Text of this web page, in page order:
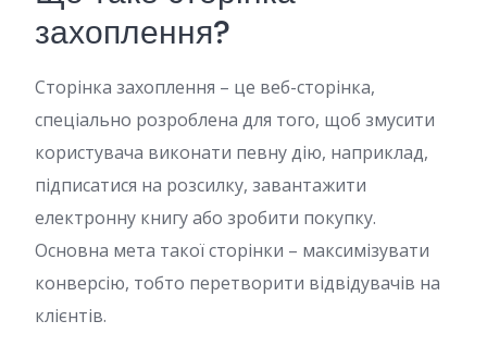
захоплення?
Сторінка захоплення – це веб-сторінка,
спеціально розроблена для того, щоб змусити
користувача виконати певну дію, наприклад,
підписатися на розсилку, завантажити
електронну книгу або зробити покупку.
Основна мета такої сторінки – максимізувати
конверсію, тобто перетворити відвідувачів на
клієнтів.